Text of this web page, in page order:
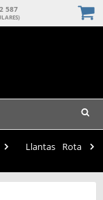
587
Llantas Rota